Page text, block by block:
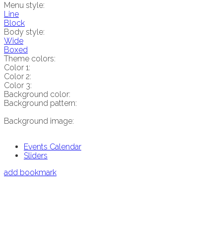
Menu style:
Line
Block
Body style:
Wide
Boxed
Theme colors:
Color 1:
Color 2:
Color 3:
Background color:
Background pattern:
Background image:
Events Calendar
Sliders
add bookmark